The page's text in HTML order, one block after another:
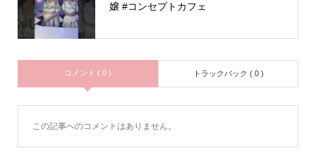
嬢 #コンセプトカフェ
コメント ( 0 ) トラックバック ( 0 )
この記事へのコメントはありません。